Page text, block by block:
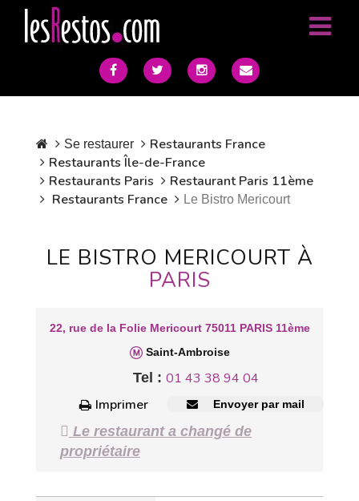
Se restaurer
Restaurants France
Restaurants Île-de-France
Restaurants Paris
Restaurant Paris 11ème
Restaurants France
Le Bistro Mericourt
LE BISTRO MERICOURT À
PARIS
22, rue de la Folie Mericourt 75011 PARIS 11ème
Saint-Ambroise
Tel : 01 43 38 94 04
Imprimer
Envoyer par mail
Le restaurant a changé de
propriétaire